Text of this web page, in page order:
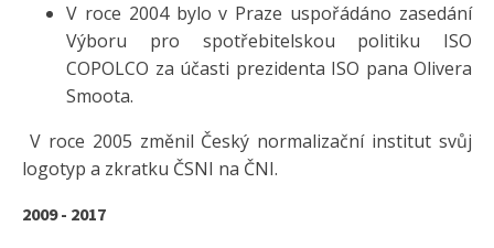
V roce 2004 bylo v Praze uspořádáno zasedání
Výboru pro spotřebitelskou politiku ISO
COPOLCO za účasti prezidenta ISO pana Olivera
Smoota.
V roce 2005 změnil Český normalizační institut svůj
logotyp a zkratku ČSNI na ČNI.
2009 - 2017